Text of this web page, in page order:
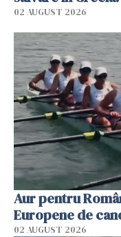
02 AUGUST 2026
Aur pentru
Europene de
02 AUGUST 2026